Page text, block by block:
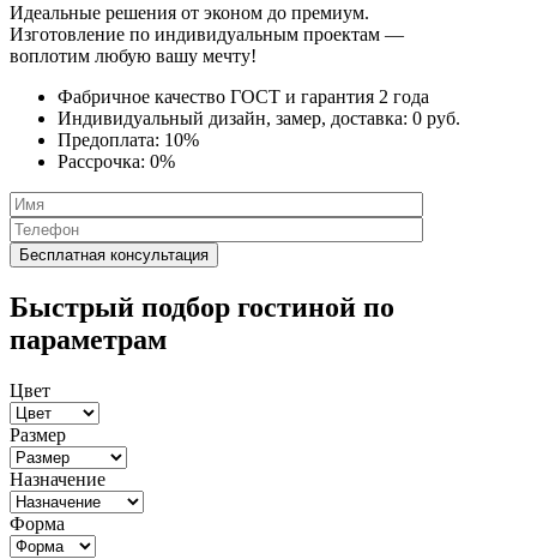
Идеальные решения от эконом до премиум.
Изготовление по индивидуальным проектам —
воплотим любую вашу мечту!
Фабричное качество ГОСТ и гарантия 2 года
Индивидуальный дизайн, замер, доставка: 0 руб.
Предоплата: 10%
Рассрочка: 0%
Быстрый подбор гостиной по
параметрам
Цвет
Размер
Назначение
Форма